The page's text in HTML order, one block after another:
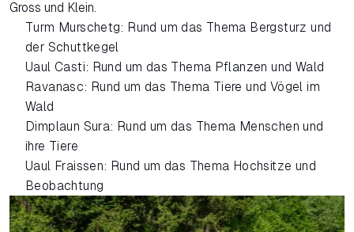
Gross und Klein.
Turm Murschetg: Rund um das Thema Bergsturz und
der Schuttkegel
Uaul Casti: Rund um das Thema Pflanzen und Wald
Ravanasc: Rund um das Thema Tiere und Vögel im
Wald
Dimplaun Sura: Rund um das Thema Menschen und
ihre Tiere
Uaul Fraissen: Rund um das Thema Hochsitze und
Beobachtung